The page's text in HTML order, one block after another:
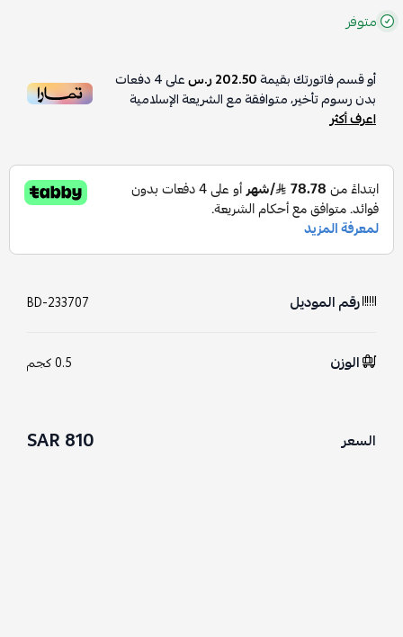
متوفر
أو قسم فاتورتك بقيمة202.50 ر.س على4دفعات
بدون رسوم تأخير، متوافقة مع الشريعة الإسلامية
اعرف أكثر
رقم الموديل BD-233707
الوزن 0.5 كجم
السعر 810 SAR